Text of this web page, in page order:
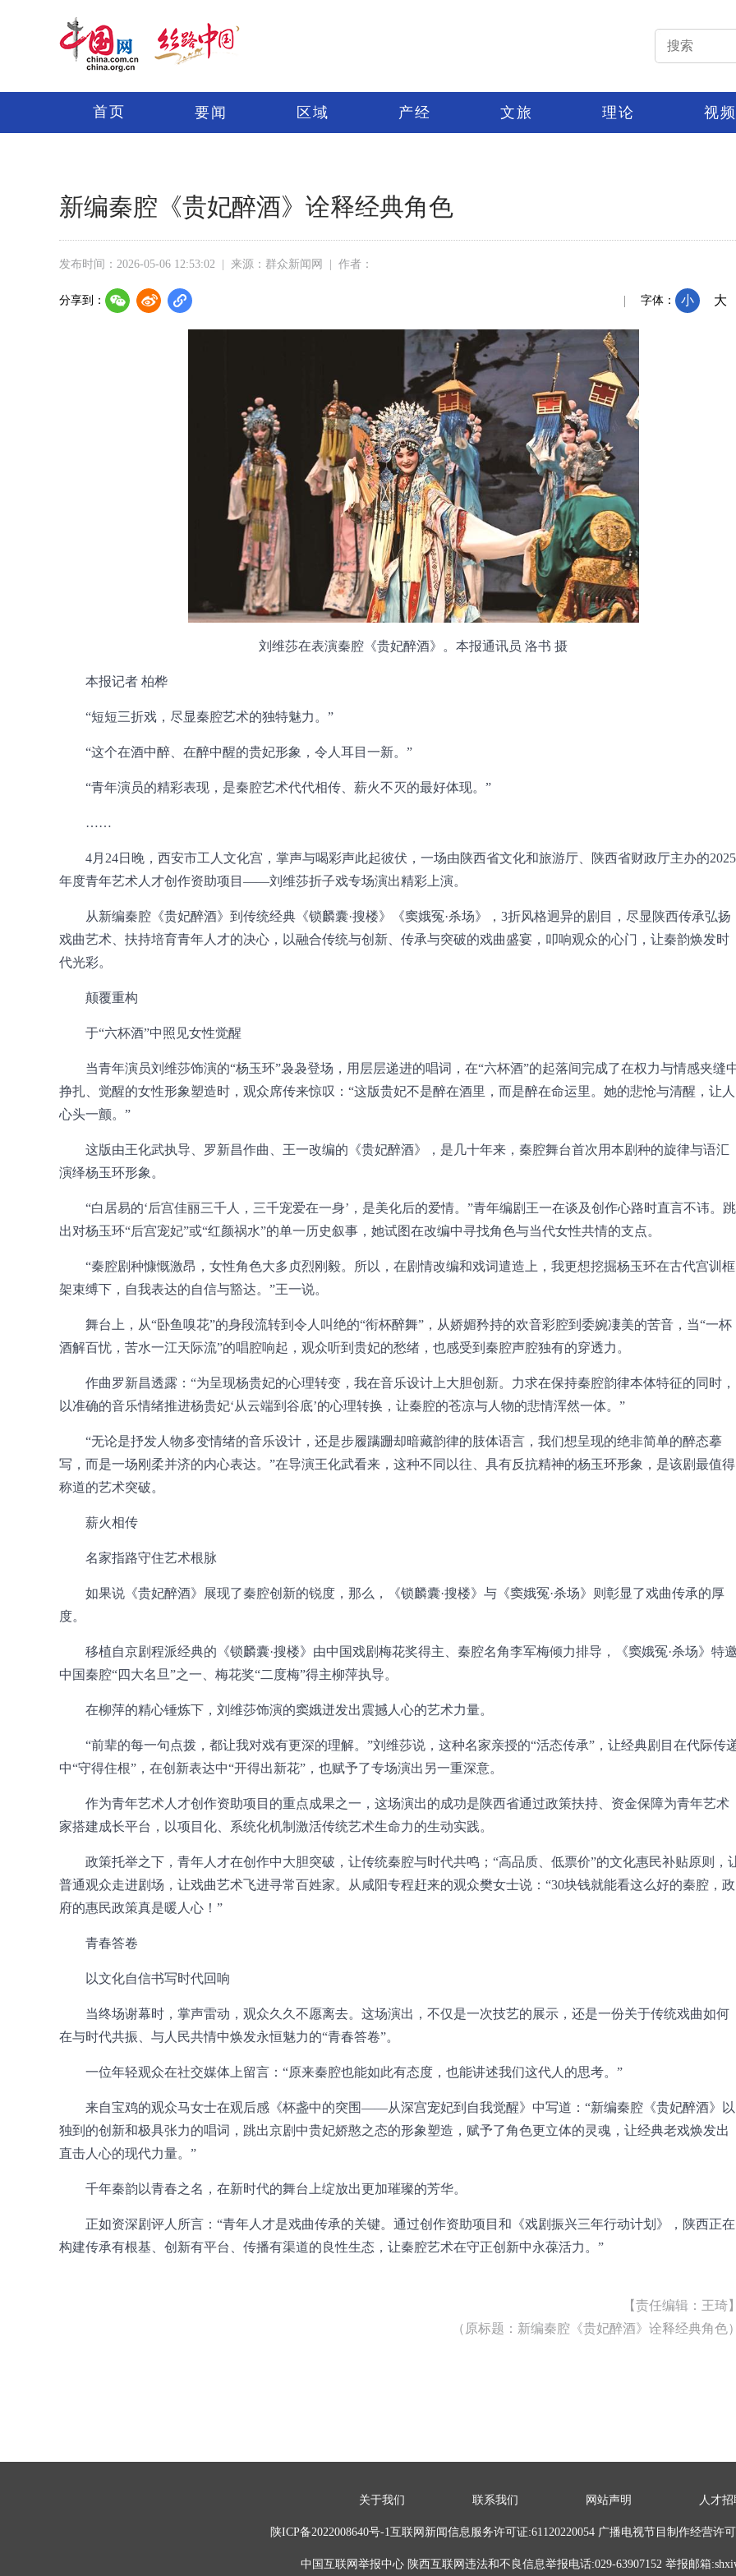
首页 要闻 区域 产经 文旅 理论 视频
新编秦腔《贵妃醉酒》诠释经典角色
发布时间：2026-05-06 12:53:02 来源：群众新闻网 作者：
分享到： 字体： 小 大
刘维莎在表演秦腔《贵妃醉酒》。本报通讯员 洛书 摄
本报记者 柏桦
“短短三折戏，尽显秦腔艺术的独特魅力。”
“这个在酒中醉、在醉中醒的贵妃形象，令人耳目一新。”
“青年演员的精彩表现，是秦腔艺术代代相传、薪火不灭的最好体现。”
……
4月24日晚，西安市工人文化宫，掌声与喝彩声此起彼伏，一场由陕西省文化和旅游厅、陕西省财政厅主办的2025
年度青年艺术人才创作资助项目——刘维莎折子戏专场演出精彩上演。
从新编秦腔《贵妃醉酒》到传统经典《锁麟囊·搜楼》《窦娥冤·杀场》，3折风格迥异的剧目，尽显陕西传承弘扬
戏曲艺术、扶持培育青年人才的决心，以融合传统与创新、传承与突破的戏曲盛宴，叩响观众的心门，让秦韵焕发时
代光彩。
颠覆重构
于“六杯酒”中照见女性觉醒
当青年演员刘维莎饰演的“杨玉环”袅袅登场，用层层递进的唱词，在“六杯酒”的起落间完成了在权力与情感夹缝
挣扎、觉醒的女性形象塑造时，观众席传来惊叹：“这版贵妃不是醉在酒里，而是醉在命运里。她的悲怆与清醒，让人
心头一颤。”
这版由王化武执导、罗新昌作曲、王一改编的《贵妃醉酒》，是几十年来，秦腔舞台首次用本剧种的旋律与语汇
演绎杨玉环形象。
“白居易的‘后宫佳丽三千人，三千宠爱在一身’，是美化后的爱情。”青年编剧王一在谈及创作心路时直言不讳。跳
出对杨玉环“后宫宠妃”或“红颜祸水”的单一历史叙事，她试图在改编中寻找角色与当代女性共情的支点。
“秦腔剧种慷慨激昂，女性角色大多贞烈刚毅。所以，在剧情改编和戏词遣造上，我更想挖掘杨玉环在古代宫训框
架束缚下，自我表达的自信与豁达。”王一说。
舞台上，从“卧鱼嗅花”的身段流转到令人叫绝的“衔杯醉舞”，从娇媚矜持的欢音彩腔到委婉凄美的苦音，当“一杯
酒解百忧，苦水一江天际流”的唱腔响起，观众听到贵妃的愁绪，也感受到秦腔声腔独有的穿透力。
作曲罗新昌透露：“为呈现杨贵妃的心理转变，我在音乐设计上大胆创新。力求在保持秦腔韵律本体特征的同时，
以准确的音乐情绪推进杨贵妃‘从云端到谷底’的心理转换，让秦腔的苍凉与人物的悲情浑然一体。”
“无论是抒发人物多变情绪的音乐设计，还是步履蹒跚却暗藏韵律的肢体语言，我们想呈现的绝非简单的醉态摹
写，而是一场刚柔并济的内心表达。”在导演王化武看来，这种不同以往、具有反抗精神的杨玉环形象，是该剧最值得
称道的艺术突破。
薪火相传
名家指路守住艺术根脉
如果说《贵妃醉酒》展现了秦腔创新的锐度，那么，《锁麟囊·搜楼》与《窦娥冤·杀场》则彰显了戏曲传承的厚
度。
移植自京剧程派经典的《锁麟囊·搜楼》由中国戏剧梅花奖得主、秦腔名角李军梅倾力排导，《窦娥冤·杀场》特
中国秦腔“四大名旦”之一、梅花奖“二度梅”得主柳萍执导。
在柳萍的精心锤炼下，刘维莎饰演的窦娥迸发出震撼人心的艺术力量。
“前辈的每一句点拨，都让我对戏有更深的理解。”刘维莎说，这种名家亲授的“活态传承”，让经典剧目在代际传
中“守得住根”，在创新表达中“开得出新花”，也赋予了专场演出另一重深意。
作为青年艺术人才创作资助项目的重点成果之一，这场演出的成功是陕西省通过政策扶持、资金保障为青年艺术
家搭建成长平台，以项目化、系统化机制激活传统艺术生命力的生动实践。
政策托举之下，青年人才在创作中大胆突破，让传统秦腔与时代共鸣；“高品质、低票价”的文化惠民补贴原则，
普通观众走进剧场，让戏曲艺术飞进寻常百姓家。从咸阳专程赶来的观众樊女士说：“30块钱就能看这么好的秦腔，政
府的惠民政策真是暖人心！”
青春答卷
以文化自信书写时代回响
当终场谢幕时，掌声雷动，观众久久不愿离去。这场演出，不仅是一次技艺的展示，还是一份关于传统戏曲如何
在与时代共振、与人民共情中焕发永恒魅力的“青春答卷”。
一位年轻观众在社交媒体上留言：“原来秦腔也能如此有态度，也能讲述我们这代人的思考。”
来自宝鸡的观众马女士在观后感《杯盏中的突围——从深宫宠妃到自我觉醒》中写道：“新编秦腔《贵妃醉酒》以
独到的创新和极具张力的唱词，跳出京剧中贵妃娇憨之态的形象塑造，赋予了角色更立体的灵魂，让经典老戏焕发出
直击人心的现代力量。”
千年秦韵以青春之名，在新时代的舞台上绽放出更加璀璨的芳华。
正如资深剧评人所言：“青年人才是戏曲传承的关键。通过创作资助项目和《戏剧振兴三年行动计划》，陕西正在
构建传承有根基、创新有平台、传播有渠道的良性生态，让秦腔艺术在守正创新中永葆活力。”
【责任编辑：王琦
（原标题：新编秦腔《贵妃醉酒》诠释经典角色
关于我们 联系我们 网站声明 人才招
陕ICP备2022008640号-1互联网新闻信息服务许可证:61120220054 广播电视节目制作经营许
中国互联网举报中心 陕西互联网违法和不良信息举报电话:029-63907152 举报邮箱